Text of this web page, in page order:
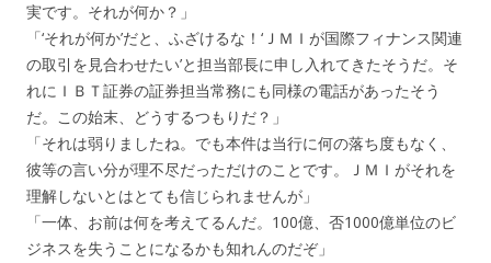
実です。それが何か？」
「‘それが何か’だと、ふざけるな！‘ＪＭＩが国際フィナンス関連
の取引を見合わせたい’と担当部長に申し入れてきたそうだ。そ
れにＩＢＴ証券の証券担当常務にも同様の電話があったそう
だ。この始末、どうするつもりだ？」
「それは弱りましたね。でも本件は当行に何の落ち度もなく、
彼等の言い分が理不尽だっただけのことです。ＪＭＩがそれを
理解しないとはとても信じられませんが」
「一体、お前は何を考えてるんだ。100億、否1000億単位のビ
ジネスを失うことになるかも知れんのだぞ」